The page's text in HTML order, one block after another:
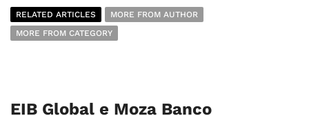
RELATED ARTICLES
MORE FROM AUTHOR
MORE FROM CATEGORY
EIB Global e Moza Banco